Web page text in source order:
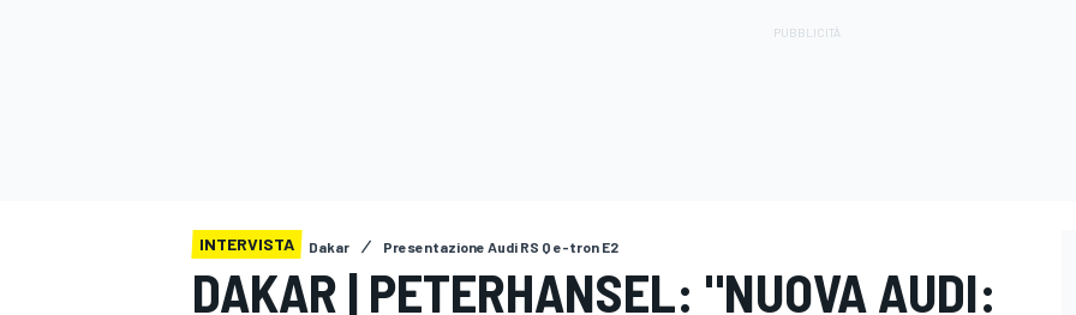
INTERVISTA Dakar Presentazione Audi RS Q e-tron E2
DAKAR | PETERHANSEL: "NUOVA AUDI: